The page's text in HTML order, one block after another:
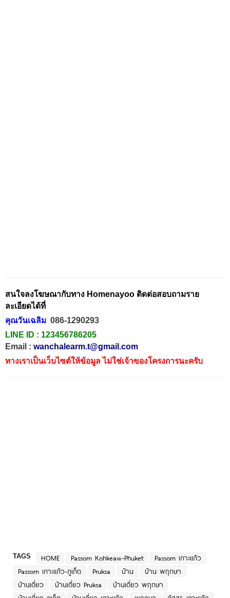
สนใจลงโฆษณากับทาง Homenayoo ติดต่อสอบถามราย
ละเอียดได้ที่
คุณวันเฉลิม 086-1290293
LINE ID : 123456786205
Email : wanchalearm.t@gmail.com
ทางเราเป็นเว็บไซต์ให้ข้อมูล ไม่ใช่เจ้าของโครงการนะครับ
TAGS HOME Passorn Kohkeaw-Phuket
Passorn เกาะแก้ว
Passorn เกาะแก้ว-ภูเก็ต
Pruksa บ้าน
บ้าน พฤกษา
บ้านเดี่ยว
บ้านเดี่ยว Pruksa
บ้านเดี่ยว พฤกษา